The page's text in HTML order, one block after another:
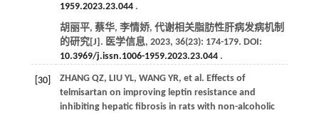
1959.2023.23.044.
胡丽平, 蔡华, 李情娇, 代谢相关脂肪性肝病发病机制
的研究[J]. 医学信息, 2023, 36(23): 174-179. DOI:
10.3969/j.issn.1006-1959.2023.23.044.
[30] ZHANG QZ, LIU YL, WANG YR, et al. Effects of
telmisartan on improving leptin resistance and
inhibiting hepatic fibrosis in rats with non-alcoholic